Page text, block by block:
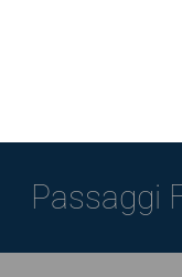
Passaggi